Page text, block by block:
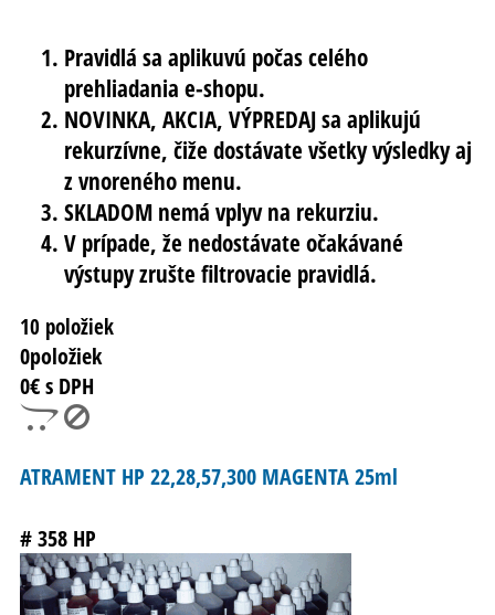
Pravidlá sa aplikuvú počas celého
prehliadania e-shopu.
NOVINKA, AKCIA, VÝPREDAJ sa aplikujú
rekurzívne, čiže dostávate všetky výsledky aj
z vnoreného menu.
SKLADOM nemá vplyv na rekurziu.
V prípade, že nedostávate očakávané
výstupy zrušte filtrovacie pravidlá.
10 položiek
0položiek
0€ s DPH
ATRAMENT HP 22,28,57,300 MAGENTA 25ml
# 358 HP